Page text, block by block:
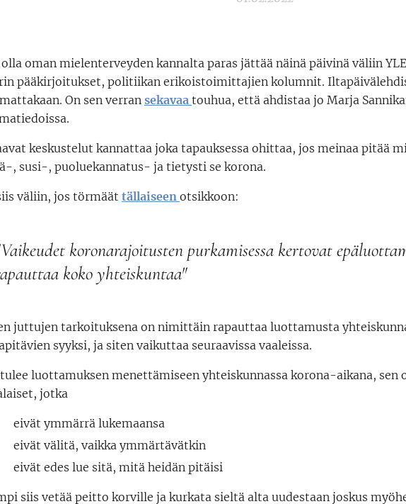
oman mielenterveyden kannalta paras jättää näinä päivinä väliin
pääkirjoitukset, politiikan erikoistoimittajien kolumnit.
On sen verran sekavaa touhua, että ahdistaa jo Marja
keskustelut kannattaa joka tapauksessa ohittaa, jos meinaa pitää
, susi-, puoluekannatus- ja tietysti se korona.
väliin, jos törmäät tällaiseen otsikkoon:
korona­rajoitusten purkamisessa kertovat
koko yhteis­kuntaa"
juttujen tarkoituksena on nimittäin rapauttaa luottamusta
syyksi, ja siten vaikuttaa seuraavissa vaaleissa.
luottamuksen menettämiseen yhteiskunnassa korona-aikana, sen
jotka
eivät ymmärrä lukemaansa
eivät välitä, vaikka ymmärtävätkin
eivät edes lue sitä, mitä heidän pitäisi
siis vetää peitto korville ja kurkata sieltä alta uudestaan joskus